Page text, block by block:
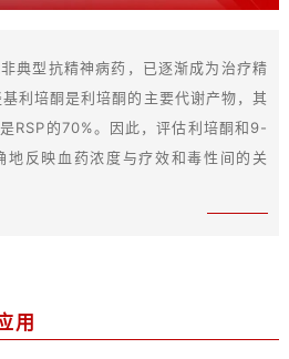
典型抗精神病药，已逐渐成为治疗精
利培酮是利培酮的主要代谢产物，其
RSP的70%。因此，评估利培酮和9-
地反映血药浓度与疗效和毒性间的关
用